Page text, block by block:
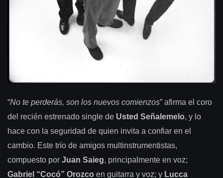
“No te perderás, son los nuevos comienzos” afirma el coro
del recién estrenado single de Usted Señalemelo, y lo
hace con la seguridad de quien invita a confiar en el
cambio. Este trío de amigos multinstrumentistas,
compuesto por Juan Saieg, principalmente en voz;
Gabriel “Cocó” Orozco en guitarra y voz; y Lucca